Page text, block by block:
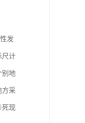
发
尺计
别地
方采
死现